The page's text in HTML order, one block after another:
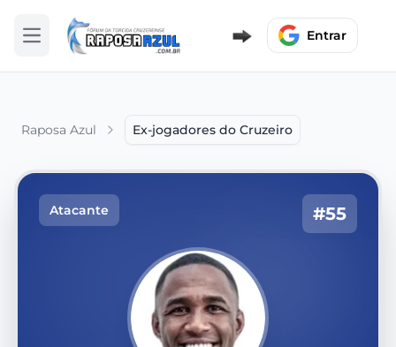
Abrir menu Entrar
Raposa Azul Ex-jogadores do Cruzeiro
Atacante #55